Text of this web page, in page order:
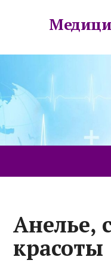
Анелье,
красоты